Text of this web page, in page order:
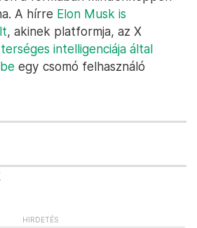
A hírre Elon Musk is
, akinek platformja, az X
intelligenciája által
egy csomó felhasználó